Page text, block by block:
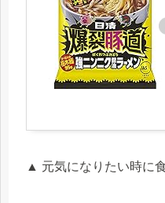
▲ 元気になりたい時に